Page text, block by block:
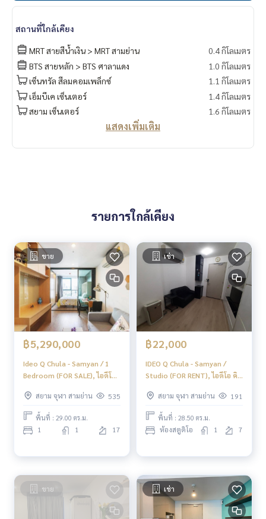
✔️ ที่ปรึกษามืออาชีพ ประสบการณ์มากกว่า 6 ปี
✔️ ข้อมูลเชิงลึกโดยผู้เชี่ยวชาญในพื้นที่
✔️ รับฝากขาย รับซื้อ ขายฝาก จำนอง
📲 Follow us:
www.homerealestateservices.co.th
“HOME - Real Estate Services”
Facebook | IG | TikTok | YouTube
#HOMEREALESTATESERVICES
#นายหน้าที่จริงใจ #รับฝากขายอสังหา
สถานที่ใกล้เคียง
MRT สายสีน้ำเงิน > MRT สามย่าน
0.4 กิโลเมตร
BTS สายหลัก > BTS ศาลาแดง
1.0 กิโลเมตร
เซ็นทรัล สีลมคอมเพล็กซ์
1.1 กิโลเมตร
เอ็มบีเค เซ็นเตอร์
1.4 กิโลเมตร
สยาม เซ็นเตอร์
1.6 กิโลเมตร
แสดงเพิ่มเติม
รายการใกล้เคียง
ขาย
฿5,290,000
Ideo Q Chula - Samyan / 1
Bedroom (FOR SALE), ไอดีโอ
(ขาย) DO566
สยาม จุฬา สามย่าน 535
พื้นที่ : 29.00 ตร.ม.
1 1 17
เช่า
฿22,000
IDEO Q Chula - Samyan /
Studio (FOR RENT), ไอดีโอ คิว
(เช่า) BJ128
สยาม จุฬา สามย่าน 191
พื้นที่ : 28.50 ตร.ม.
ห้องสตูดิโอ 1 7
ขาย เช่า